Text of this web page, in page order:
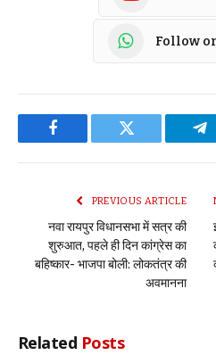
Follow
Facebook Twitter
PREVIOUS ARTICLE
नवा रायपुर विधानसभा में सत्र की
शुरुआत, पहले ही दिन कांग्रेस का
बहिष्कार- भाजपा बोली: लोकतंत्र की
अवमानना
Related Posts